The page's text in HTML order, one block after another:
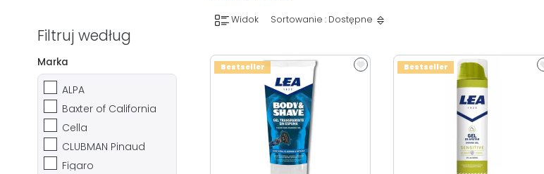
Filtruj według
Marka
ALPA
Baxter of California
Cella
CLUBMAN Pinaud
Figaro
Widok Sortowanie : Dostępne
Bestseller Bestseller